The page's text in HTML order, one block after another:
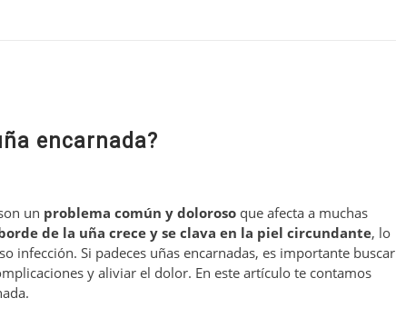
encarnada?
un problema común y doloroso que afecta a muchas
de la uña crece y se clava en la piel circundante, lo
infección. Si padeces uñas encarnadas, es importante buscar
y aliviar el dolor. En este artículo te contamos